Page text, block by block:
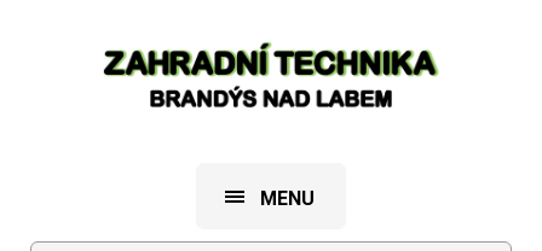
MENU